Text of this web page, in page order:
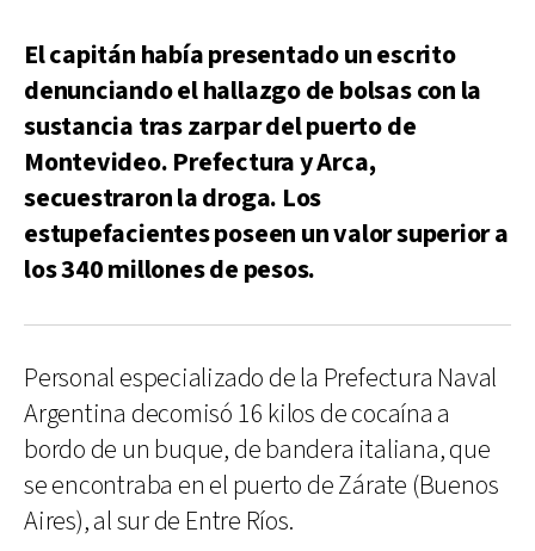
El capitán había presentado un escrito
denunciando el hallazgo de bolsas con la
sustancia tras zarpar del puerto de
Montevideo. Prefectura y Arca,
secuestraron la droga. Los
estupefacientes poseen un valor superior a
los 340 millones de pesos.
Personal especializado de la Prefectura Naval
Argentina decomisó 16 kilos de cocaína a
bordo de un buque, de bandera italiana, que
se encontraba en el puerto de Zárate (Buenos
Aires), al sur de Entre Ríos.